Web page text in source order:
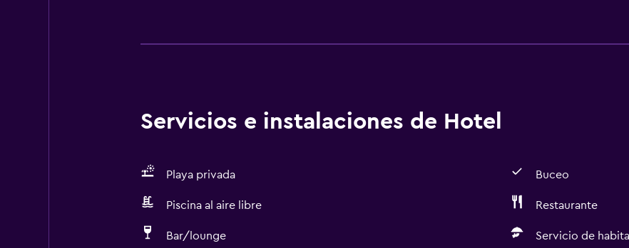
Servicios e instalaciones de Hotel
Playa privada Buceo
Piscina al aire libre Restaurante
Bar/lounge Servicio de